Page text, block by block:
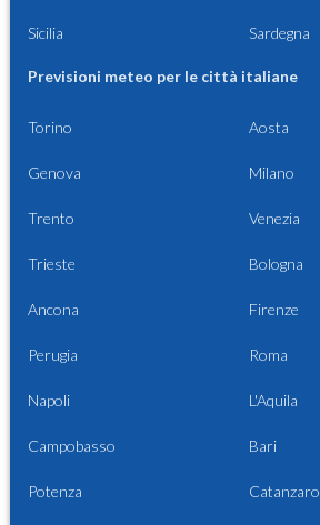
Sicilia Sardegna
Previsioni meteo per le città italiane
Torino Aosta
Genova Milano
Trento Venezia
Trieste Bologna
Ancona Firenze
Perugia Roma
Napoli L'Aquila
Campobasso Bari
Potenza Catanzaro